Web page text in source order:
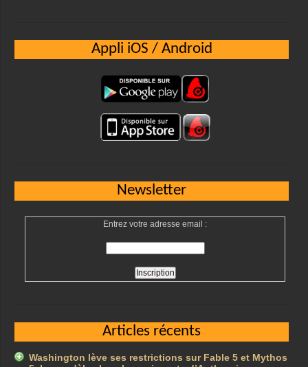
Appli iOS / Android
Newsletter
Entrez votre adresse email :
Articles récents
Washington lève ses restrictions sur Fable 5 et Mythos